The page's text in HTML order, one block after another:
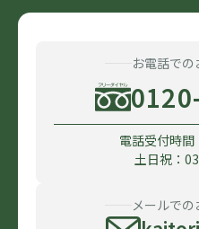
お電話で
電話受付時
土日祝：
メールで